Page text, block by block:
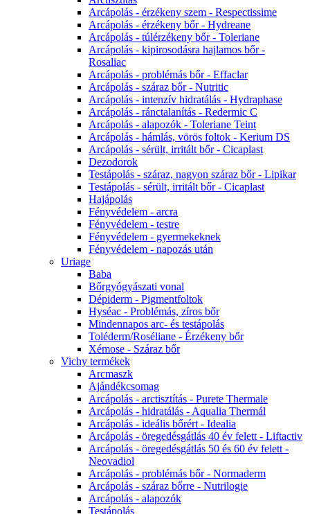
Arcápolás - érzékeny szem - Respectissime
Arcápolás - érzékeny bőr - Hydreane
Arcápolás - túlérzékeny bőr - Toleriane
Arcápolás - kipirosodásra hajlamos bőr -
Rosaliac
Arcápolás - problémás bőr - Effaclar
Arcápolás - száraz bőr - Nutritic
Arcápolás - intenzív hidratálás - Hydraphase
Arcápolás - ránctalanítás - Redermic C
Arcápolás - alapozók - Toleriane Teint
Arcápolás - hámlás, vörös foltok - Kerium DS
Arcápolás - sérült, irritált bőr - Cicaplast
Dezodorok
Testápolás - száraz, nagyon száraz bőr - Lipikar
Testápolás - sérült, irritált bőr - Cicaplast
Hajápolás
Fényvédelem - arcra
Fényvédelem - testre
Fényvédelem - gyermekeknek
Fényvédelem - napozás után
Uriage
Baba
Bőrgyógyászati vonal
Dépiderm - Pigmentfoltok
Hyséac - Problémás, zíros bőr
Mindennapos arc- és testápolás
Toléderm/Roséliane - Érzékeny bőr
Xémose - Száraz bőr
Vichy termékek
Arcmaszk
Ajándékcsomag
Arcápolás - arctisztítás - Purete Thermale
Arcápolás - hidratálás - Aqualia Thermál
Arcápolás - ideális bőrért - Idealia
Arcápolás - öregedésgátlás 40 év felett - Liftactiv
Arcápolás - öregedésgátlás 50 és 60 év felett -
Neovadiol
Arcápolás - problémás bőr - Normaderm
Arcápolás - száraz bőrre - Nutrilogie
Arcápolás - alapozók
Testápolás